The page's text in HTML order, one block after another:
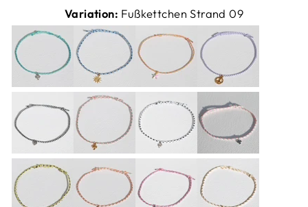
Variation: Fußkettchen Strand 09